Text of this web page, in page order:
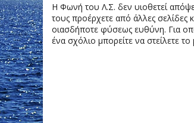
Η Φωνή του Λ.Σ. δεν υιοθετεί
τους προέρχετε από άλλες σελίδες
οιασδήποτε φύσεως ευθύνη. Για
ένα σχόλιο μπορείτε να στείλετε